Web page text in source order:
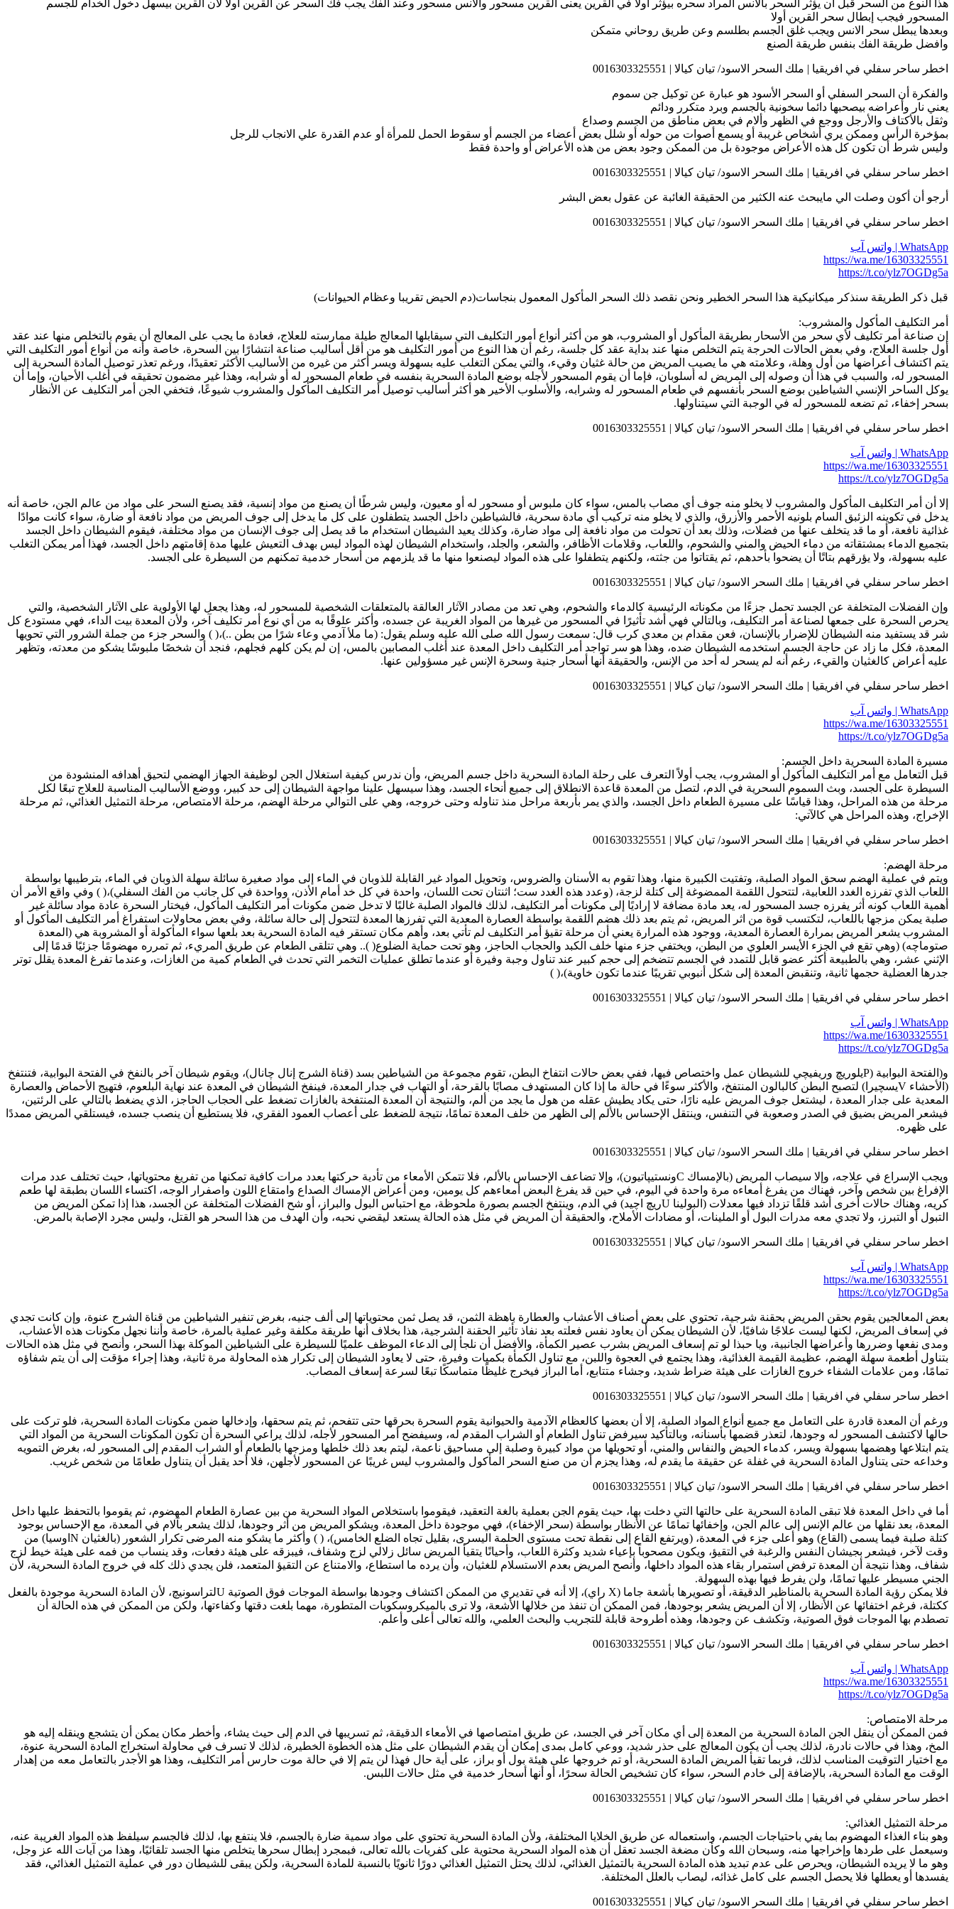
هذا النوع من السحر قبل ان يؤثر السحر بالانس المراد سحره بيؤثر أولا في القرين يعنى القرين مسحور والانس مسحور وعند الفك يجب فك السحر عن القرين أولا لأن القرين بيسهل دخول الخدام للجسم
المسحور فيجب إبطال سحر القرين أولا
وبعدها يبطل سحر الانس ويجب غلق الجسم بطلسم وعن طريق روحاني متمكن
وافضل طريقة الفك بنفس طريقة الصنع
اخطر ساحر سفلي في افريقيا | ملك السحر الاسود/ تيان كيالا | 0016303325551
والفكرة أن السحر السفلي أو السحر الأسود هو عبارة عن توكيل جن سموم
يعني نار وأعراضه بيصحبها دائما سخونية بالجسم وبرد متكرر ودائم
وثقل بالأكتاف والأرجل ووجع في الظهر وألام في بعض مناطق من الجسم وصداع
بمؤخرة الرأس وممكن يري أشخاص غريبة أو يسمع أصوات من حوله أو شلل بعض أعضاء من الجسم أو سقوط الحمل للمرأة أو عدم القدرة علي الانجاب للرجل
وليس شرط أن تكون كل هذه الأعراض موجودة بل من الممكن وجود بعض من هذه الأعراض أو واحدة فقط
اخطر ساحر سفلي في افريقيا | ملك السحر الاسود/ تيان كيالا | 0016303325551
أرجو أن أكون وصلت الي مايبحث عنه الكثير من الحقيقة الغائبة عن عقول بعض البشر
اخطر ساحر سفلي في افريقيا | ملك السحر الاسود/ تيان كيالا | 0016303325551
WhatsApp | واتس آب
https://wa.me/16303325551
https://t.co/ylz7OGDg5a
قبل ذكر الطريقة سنذكر ميكانيكية هذا السحر الخطير ونحن نقصد ذلك السحر المأكول المعمول بنجاسات(دم الحيض تقريبا وعظام الحيوانات)
أمر التكليف المأكول والمشروب:
إن صناعة أمر تكليف لأي سحر من الأسحار بطريقة المأكول أو المشروب، هو من أكثر أنواع أمور التكليف التي سيقابلها المعالج طيلة ممارسته للعلاج، فعادة ما يجب على المعالج أن يقوم بالتخلص منها عند عقد
أول جلسة العلاج، وفي بعض الحالات الحرجة يتم التخلص منها عند بداية عقد كل جلسة، رغم أن هذا النوع من أمور التكليف هو من أقل أساليب صناعة انتشارًا بين السحرة، خاصة وأنه من أنواع أمور التكليف التي
يتم اكتشاف أعراضها من أول وهلة، وعلامته هي ما يصيب المريض من حالة غثيان وقيء، والتي يمكن التغلب عليه بسهولة ويسر أكثر من غيره من الأساليب الأكثر تعقيدًا، ورغم تعذر توصيل المادة السحرية إلى
المسحور له، والسبب في هذا أن وصوله إلى المريض له أسلوبان، فإما أن يقوم المسحور لأجله بوضع المادة السحرية بنفسه في طعام المسحور له أو شرابه، وهذا غير مضمون تحقيقه في أغلب الأحيان، وإما أن
يوكل الساحر الإنسي الشياطين بوضع السحر بأنفسهم في طعام المسحور له وشرابه، والأسلوب الأخير هو أكثر أساليب توصيل أمر التكليف المأكول والمشروب شيوعًا، فتخفي الجن أمر التكليف عن الأنظار
بسحر إخفاء، ثم تضعه للمسحور له في الوجبة التي سيتناولها.
اخطر ساحر سفلي في افريقيا | ملك السحر الاسود/ تيان كيالا | 0016303325551
WhatsApp | واتس آب
https://wa.me/16303325551
https://t.co/ylz7OGDg5a
إلا أن أمر التكليف المأكول والمشروب لا يخلو منه جوف أي مصاب بالمس، سواء كان ملبوس أو مسحور له أو معيون، وليس شرطًا أن يصنع من مواد إنسية، فقد يصنع السحر على مواد من عالم الجن، خاصة أنه
يدخل في تكوينه الزئبق السام بلونيه الأحمر والأزرق، والذي لا يخلو منه تركيب أي مادة سحرية، فالشياطين داخل الجسد يتطفلون على كل ما يدخل إلى جوف المريض من مواد نافعة أو ضارة، سواء كانت موادًا
غذائية نافعة، أو ما قد يتخلف عنها من فضلات، وذلك بعد أن تحولت من مواد نافعة إلى مواد ضارة، وكذلك يعيد الشيطان استخدام ما قد يصل إلى جوف الإنسان من مواد مختلفة، فيقوم الشيطان داخل الجسد
بتجميع الدماء بمشتقاته من دماء الحيض والمني والشحوم، واللعاب، وقلامات الأظافر، والشعر، والجلد، واستخدام الشيطان لهذه المواد ليس بهدف التعيش عليها مدة إقامتهم داخل الجسد، فهذا أمر يمكن التغلب
عليه بسهولة، ولا يؤرقهم بتاتًا أن يضحوا بأحدهم، ثم يقتاتوا من جثته، ولكنهم يتطفلوا على هذه المواد ليصنعوا منها ما قد يلزمهم من أسحار خدمية تمكنهم من السيطرة على الجسد.
اخطر ساحر سفلي في افريقيا | ملك السحر الاسود/ تيان كيالا | 0016303325551
وإن الفضلات المتخلفة عن الجسد تحمل جزءًا من مكوناته الرئيسية كالدماء والشحوم، وهي تعد من مصادر الآثار العالقة بالمتعلقات الشخصية للمسحور له، وهذا يجعل لها الأولوية على الآثار الشخصية، والتي
يحرص السحرة على جمعها لصناعة أمر التكليف، وبالتالي فهي أشد تأثيرًا في المسحور من غيرها من المواد الغريبة عن جسده، وأكثر علوقًا به من أي نوع أمر تكليف آخر، ولأن المعدة بيت الداء، فهي مستودع كل
شر قد يستفيد منه الشيطان للإضرار بالإنسان، فعن مقدام بن معدي كرب قال: سمعت رسول الله صلى الله عليه وسلم يقول: (ما ملأ آدمي وعاء شرًا من بطن ..)،( ) والسحر جزء من جملة الشرور التي تحويها
المعدة، فكل ما زاد عن حاجة الجسم استخدمه الشيطان ضده، وهذا هو سر تواجد أمر التكليف داخل المعدة عند أغلب المصابين بالمس، إن لم يكن كلهم فجلهم، فنجد أن شخصًا ملبوسًا يشكو من معدته، وتظهر
عليه أعراض كالغثيان والقيء، رغم أنه لم يسحر له أحد من الإنس، والحقيقة أنها أسحار جنية وسحرة الإنس غير مسؤولين عنها.
اخطر ساحر سفلي في افريقيا | ملك السحر الاسود/ تيان كيالا | 0016303325551
WhatsApp | واتس آب
https://wa.me/16303325551
https://t.co/ylz7OGDg5a
مسيرة المادة السحرية داخل الجسم:
قبل التعامل مع أمر التكليف المأكول أو المشروب، يجب أولاً التعرف على رحلة المادة السحرية داخل جسم المريض، وأن ندرس كيفية استغلال الجن لوظيفة الجهاز الهضمي لتحيق أهدافه المنشودة من
السيطرة على الجسد، وبث السموم السحرية في الدم، لتصل من المعدة قاعدة الانطلاق إلى جميع أنحاء الجسد، وهذا سيسهل علينا مواجهة الشيطان إلى حد كبير، ووضع الأساليب المناسبة للعلاج تبعًا لكل
مرحلة من هذه المراحل، وهذا قياسًا على مسيرة الطعام داخل الجسد، والذي يمر بأربعة مراحل منذ تناوله وحتى خروجه، وهي على التوالي مرحلة الهضم، مرحلة الامتصاص، مرحلة التمثيل الغذائي، ثم مرحلة
الإخراج، وهذه المراحل هي كالآتي:
اخطر ساحر سفلي في افريقيا | ملك السحر الاسود/ تيان كيالا | 0016303325551
مرحلة الهضم:
ويتم في عملية الهضم سحق المواد الصلبة، وتفتيت الكبيرة منها، وهذا تقوم به الأسنان والضروس، وتحويل المواد غير القابلة للذوبان في الماء إلى مواد صغيرة سائلة سهلة الذوبان في الماء، بترطيبها بواسطة
اللعاب الذي تفرزه الغدد اللعابية، لتتحول اللقمة الممضوغة إلى كتلة لزجة، (وعدد هذه الغدد ست؛ اثنتان تحت اللسان، واحدة في كل خد أمام الأذن، وواحدة في كل جانب من الفك السفلي)،( ) وفي واقع الأمر أن
أهمية اللعاب كونه أثر يفرزه جسد المسحور له، يعد مادة مضافة لا إراديًا إلى مكونات أمر التكليف، لذلك فالمواد الصلبة غالبًا لا تدخل ضمن مكونات أمر التكليف المأكول، فيختار السحرة عادة مواد سائلة غير
صلبة يمكن مزجها باللعاب، لتكتسب قوة من اثر المريض، ثم يتم بعد ذلك هضم اللقمة بواسطة العصارة المعدية التي تفرزها المعدة لتتحول إلى حالة سائلة، وفي بعض محاولات استفراغ أمر التكليف المأكول أو
المشروب يشعر المريض بمرارة العصارة المعدية، ووجود هذه المرارة يعني أن مرحلة تقيؤ أمر التكليف لم تأتي بعد، وأهم مكان تستقر فيه المادة السحرية بعد بلعها سواء المأكولة أو المشروبة هي (المعدة
صتوماچه) (وهي تقع في الجزء الأيسر العلوي من البطن، ويختفي جزء منها خلف الكبد والحجاب الحاجز، وهو تحت حماية الضلوع( ).. وهي تتلقى الطعام عن طريق المريء، ثم تمرره مهضومًا جزئيًا قدمًا إلى
الإثني عشر، وهي بالطبيعة أكثر عضو قابل للتمدد في الجسم تتضخم إلى حجم كبير عند تناول وجبة وفيرة أو عندما تطلق عمليات التخمر التي تحدث في الطعام كمية من الغازات، وعندما تفرغ المعدة يقلل توتر
جدرها العضلية حجمها ثانية، وتنقبض المعدة إلى شكل أنبوبي تقريبًا عندما تكون خاوية)،( )
اخطر ساحر سفلي في افريقيا | ملك السحر الاسود/ تيان كيالا | 0016303325551
WhatsApp | واتس آب
https://wa.me/16303325551
https://t.co/ylz7OGDg5a
و(الفتحة البوابية (Pيلوريچ وريفيچي للشيطان عمل واختصاص فيها، ففي بعض حالات انتفاخ البطن، تقوم مجموعة من الشياطين بسد (قناة الشرج إنال چانال)، ويقوم شيطان آخر بالنفخ في الفتحة البوابية، فتنتفخ
(الأحشاء Vيسچيرا) لتصبح البطن كالبالون المنتفخ، والأكثر سوءًا في حالة ما إذا كان المستهدف مصابًا بالقرحة، أو التهاب في جدار المعدة، فينفخ الشيطان في المعدة عند نهاية البلعوم، فتهيج الأحماض والعصارة
المعدية على جدار المعدة ، ليشتعل جوف المريض عليه نارًا، حتى يكاد يطيش عقله من هول ما يجد من ألم، والنتيجة أن المعدة المنتفخة بالغازات تضغط على الحجاب الحاجز، الذي يضغط بالتالي على الرئتين،
فيشعر المريض بضيق في الصدر وصعوبة في التنفس، وينتقل الإحساس بالألم إلى الظهر من خلف المعدة تمامًا، نتيجة للضغط على أعصاب العمود الفقري، فلا يستطيع أن ينصب جسده، فيستلقي المريض ممددًا
على ظهره.
اخطر ساحر سفلي في افريقيا | ملك السحر الاسود/ تيان كيالا | 0016303325551
ويجب الإسراع في علاجه، وإلا سيصاب المريض (بالإمساك Cونستيپاتيون)، وإلا تضاعف الإحساس بالألم، فلا تتمكن الأمعاء من تأدية حركتها بعدد مرات كافية تمكنها من تفريغ محتوياتها، حيث تختلف عدد مرات
الإفراغ بين شخص وآخر، فهناك من يفرغ أمعاءه مرة واحدة في اليوم، في حين قد يفرغ البعض أمعاءهم كل يومين، ومن أعراض الإمساك الصداع وامتقاع اللون واصفرار الوجه، اكتساء اللسان بطبقة لها طعم
كريه، وهناك حالات أخرى أشد قلقًا تزداد فيها معدلات (البولينا Uريچ اچيد) في الدم، وينتفخ الجسم بصورة ملحوظة، مع احتباس البول والبراز، أو شح الفضلات المتخلفة عن الجسد، هذا إذا تمكن المريض من
التبول أو التبرز، ولا تجدي معه مدرات البول أو الملينات، أو مضادات الأملاح، والحقيقة أن المريض في مثل هذه الحالة يستعد ليقضي نحبه، وأن الهدف من هذا السحر هو القتل، وليس مجرد الإصابة بالمرض.
اخطر ساحر سفلي في افريقيا | ملك السحر الاسود/ تيان كيالا | 0016303325551
WhatsApp | واتس آب
https://wa.me/16303325551
https://t.co/ylz7OGDg5a
بعض المعالجين يقوم بحقن المريض بحقنة شرجية، تحتوي على بعض أصناف الأعشاب والعطارة باهظة الثمن، قد يصل ثمن محتوياتها إلى ألف جنيه، بغرض تنفير الشياطين من قناة الشرج عنوة، وإن كانت تجدي
في إسعاف المريض، لكنها ليست علاجًا شافيًا، لأن الشيطان يمكن أن يعاود نفس فعلته بعد نفاذ تأثير الحقنة الشرجية، هذا بخلاف أنها طريقة مكلفة وغير عملية بالمرة، خاصة وأننا نجهل مكونات هذه الأعشاب،
ومدى نفعها وضررها وأعراضها الجانبية، ويا حبذا لو تم إسعاف المريض بشرب عصير الكمأة، والأفضل أن نلجأ إلى الدعاء الموظف علميًا للسيطرة على الشياطين الموكلة بهذا السحر، وأنصح في مثل هذه الحالات
بتناول أطعمة سهلة الهضم، عظيمة القيمة الغذائية، وهذا يجتمع في العجوة واللبن، مع تناول الكمأة بكميات وفيرة، حتى لا يعاود الشيطان إلى تكرار هذه المحاولة مرة ثانية، وهذا إجراء مؤقت إلى أن يتم شفاؤه
تمامًا، ومن علامات الشفاء خروج الغازات على هيئة ضراط شديد، وجشاء متتابع، أما البراز فيخرج غليظًا متماسكًا تبعًا لسرعة إسعاف المصاب.
اخطر ساحر سفلي في افريقيا | ملك السحر الاسود/ تيان كيالا | 0016303325551
ورغم أن المعدة قادرة على التعامل مع جميع أنواع المواد الصلبة، إلا أن بعضها كالعظام الآدمية والحيوانية يقوم السحرة بحرقها حتى تتفحم، ثم يتم سحقها، وإدخالها ضمن مكونات المادة السحرية، فلو تركت على
حالها لاكتشف المسحور له وجودها، لتعذر قضمها بأسنانه، وبالتأكيد سيرفض تناول الطعام أو الشراب المقدم له، وسيفضح أمر المسحور لأجله، لذلك يراعي السحرة أن تكون المكونات السحرية من المواد التي
يتم ابتلاعها وهضمها بسهولة ويسر، كدماء الحيض والنفاس والمني، أو تحويلها من مواد كبيرة وصلبة إلى مساحيق ناعمة، ليتم بعد ذلك خلطها ومزجها بالطعام أو الشراب المقدم إلى المسحور له، بغرض التمويه
وخداعه حتى يتناول المادة السحرية في غفلة عن حقيقة ما يقدم له، وهذا يجزم أن من صنع السحر المأكول والمشروب ليس غريبًا عن المسحور لأجلهن، فلا أحد يقبل أن يتناول طعامًا من شخص غريب.
اخطر ساحر سفلي في افريقيا | ملك السحر الاسود/ تيان كيالا | 0016303325551
أما في داخل المعدة فلا تبقى المادة السحرية على حالتها التي دخلت بها، حيث يقوم الجن بعملية بالغة التعقيد، فيقوموا باستخلاص المواد السحرية من بين عصارة الطعام المهضوم، ثم يقوموا بالتحفظ عليها داخل
المعدة، بعد نقلها من عالم الإنس إلى عالم الجن، وإخفائها تمامًا عن الأنظار بواسطة (سحر الإخفاء)، فهي موجودة داخل المعدة، ويشكو المريض من أثر وجودها، لذلك يشعر بآلام في المعدة، مع الإحساس بوجود
كتلة صلبة فيما يسمى (القاع) وهو أعلى جزء في المعدة، (ويرتفع القاع إلى نقطة تحت مستوى الحلمة اليسرى، بقليل تجاه الضلع الخامس)، ( ) وأكثر ما يشكو منه المرضى تكرار الشعور (بالغثيان Nاوسيا) من
وقت لآخر، فيشعر بجيشان النفس والرغبة في التقيؤ، ويكون مصحوباً بإعياء شديد وكثرة اللعاب، وأحيانًا يتقيأ المريض سائل زلالي لزج وشفاف، فيبزقه على هيئة دفعات، وقد ينساب من فمه على هيئة خيط لزج
شفاف، وهذا نتيجة أن المعدة ترفض استمرار بقاء هذه المواد داخلها، وأنصح المريض بعدم الاستسلام للغثيان، وأن يرده ما استطاع، والامتناع عن التقيؤ المتعمد، فلن يجدي ذلك كله في خروج المادة السحرية، لأن
الجني مسيطر عليها تمامًا، ولن يفرط فيها بهذه السهولة.
فلا يمكن رؤية المادة السحرية بالمناظير الدقيقة، أو تصويرها بأشعة جاما (X راي)، إلا أنه في تقديري من الممكن اكتشاف وجودها بواسطة الموجات فوق الصوتية Uلتراسونيچ، لأن المادة السحرية موجودة بالفعل
ككتلة، فرغم اختفائها عن الأنظار، إلا أن المريض يشعر بوجودها، فمن الممكن أن تنفذ من خلالها الأشعة، ولا ترى بالميكروسكوبات المتطورة، مهما بلغت دقتها وكفاءتها، ولكن من الممكن في هذه الحالة أن
تصطدم بها الموجات فوق الصوتية، وتكشف عن وجودها، وهذه أطروحة قابلة للتجريب والبحث العلمي، والله تعالى أعلى وأعلم.
اخطر ساحر سفلي في افريقيا | ملك السحر الاسود/ تيان كيالا | 0016303325551
WhatsApp | واتس آب
https://wa.me/16303325551
https://t.co/ylz7OGDg5a
مرحلة الامتصاص:
فمن الممكن أن ينقل الجن المادة السحرية من المعدة إلى أي مكان آخر في الجسد، عن طريق امتصاصها في الأمعاء الدقيقة، ثم تسريبها في الدم إلى حيث يشاء، وأخطر مكان يمكن أن يتشجع وينقله إليه هو
المخ، وهذا في حالات نادرة، لذلك يجب أن يكون المعالج على حذر شديد، ووعي كامل بمدى إمكان أن يقدم الشيطان على مثل هذه الخطوة الخطيرة، لذلك لا تسرف في محاولة استخراج المادة السحرية عنوة،
مع اختيار التوقيت المناسب لذلك، فربما تقيأ المريض المادة السحرية، أو تم خروجها على هيئة بول أو براز، على أية حال فهذا لن يتم إلا في حالة موت حارس أمر التكليف، وهذا هو الأجدر بالتعامل معه من إهدار
الوقت مع المادة السحرية، بالإضافة إلى خادم السحر، سواء كان تشخيص الحالة سحرًا، أو أنها أسحار خدمية في مثل حالات اللبس.
اخطر ساحر سفلي في افريقيا | ملك السحر الاسود/ تيان كيالا | 0016303325551
مرحلة التمثيل الغذائي:
وهو بناء الغذاء المهضوم بما يفي باحتياجات الجسم، واستعماله عن طريق الخلايا المختلفة، ولأن المادة السحرية تحتوي على مواد سمية ضارة بالجسم، فلا ينتفع بها، لذلك فالجسم سيلفظ هذه المواد الغريبة عنه،
وسيعمل على طردها وإخراجها منه، وسبحان الله وكأن مضغة الجسد تعقل أن هذه المواد السحرية محتوية على كفريات بالله تعالى، فبمجرد إبطال سحرها يتخلص منها الجسد تلقائيًا، وهذا من آيات الله عز وجل،
وهو ما لا يريده الشيطان، ويحرص على عدم تبديد هذه المادة السحرية بالتمثيل الغذائي، لذلك يحتل التمثيل الغذائي دورًا ثانويًا بالنسبة للمادة السحرية، ولكن يبقى للشيطان دور في عملية التمثيل الغذائي، فقد
يفسدها أو يعطلها فلا يحصل الجسم على كامل غذائه، ليصاب بالعلل المختلفة.
اخطر ساحر سفلي في افريقيا | ملك السحر الاسود/ تيان كيالا | 0016303325551